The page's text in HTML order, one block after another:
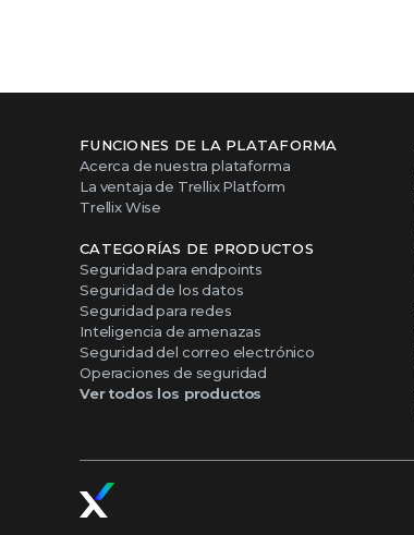
FUNCIONES DE LA PLATAFORMA
Acerca de nuestra plataforma
La ventaja de Trellix Platform
Trellix Wise
CATEGORÍAS DE PRODUCTOS
Seguridad para endpoints
Seguridad de los datos
Seguridad para redes
Inteligencia de amenazas
Seguridad del correo electrónico
Operaciones de seguridad
Ver todos los productos